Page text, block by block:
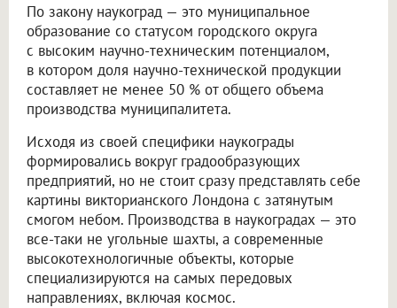
По закону наукоград — это муниципальное
образование со статусом городского округа
с высоким научно-техническим потенциалом,
в котором доля научно-технической продукции
составляет не менее 50 % от общего объема
производства муниципалитета.
Исходя из своей специфики наукограды
формировались вокруг градообразующих
предприятий, но не стоит сразу представлять себе
картины викторианского Лондона с затянутым
смогом небом. Производства в наукоградах — это
все-таки не угольные шахты, а современные
высокотехнологичные объекты, которые
специализируются на самых передовых
направлениях, включая космос.